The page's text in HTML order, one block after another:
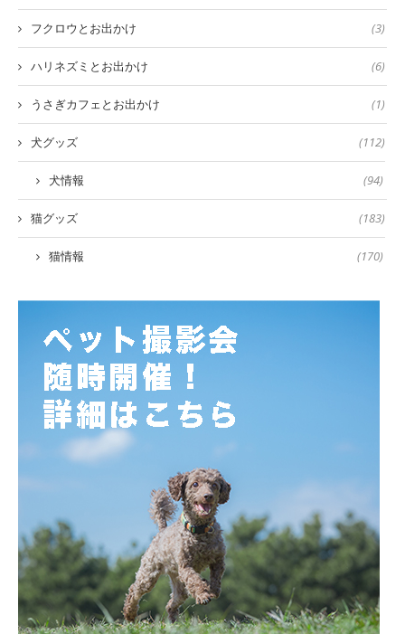
フクロウとお出かけ (3)
ハリネズミとお出かけ (6)
うさぎカフェとお出かけ (1)
犬グッズ (112)
犬情報 (94)
猫グッズ (183)
猫情報 (170)